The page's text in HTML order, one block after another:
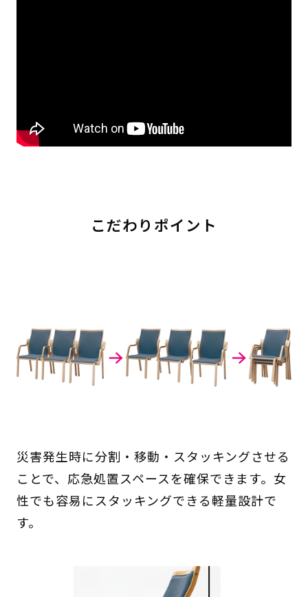
こだわりポイント
災害発生時に分割・移動・スタッキングさせる
ことで、応急処置スペースを確保できます。女
性でも容易にスタッキングできる軽量設計で
す。